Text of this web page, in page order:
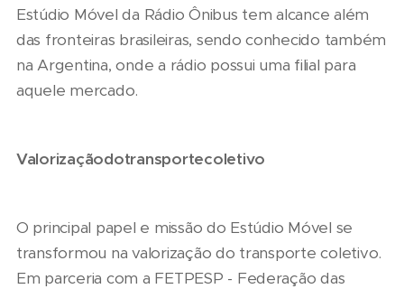
Estúdio Móvel da Rádio Ônibus tem alcance além
das fronteiras brasileiras, sendo conhecido também
na Argentina, onde a rádio possui uma filial para
aquele mercado.
Valorizaçãodotransportecoletivo
O principal papel e missão do Estúdio Móvel se
transformou na valorização do transporte coletivo.
Em parceria com a FETPESP - Federação das